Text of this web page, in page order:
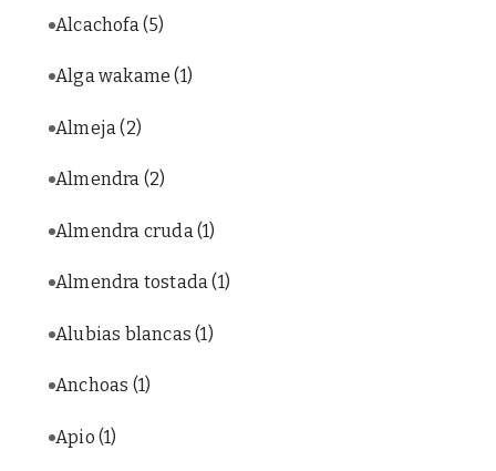
Alcachofa (5)
Alga wakame(1)
Almeja(2)
Almendra (2)
Almendra cruda (1)
Almendra tostada(1)
Alubias blancas(1)
Anchoas (1)
Apio (1)